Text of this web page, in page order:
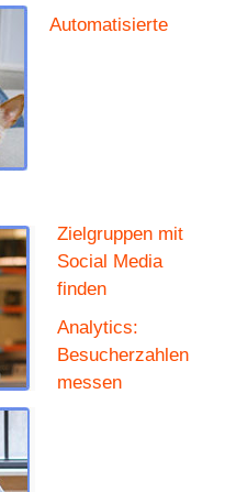
Automatisierte
Zielgruppen mit
Social Media
finden
Analytics:
Besucherzahlen
messen